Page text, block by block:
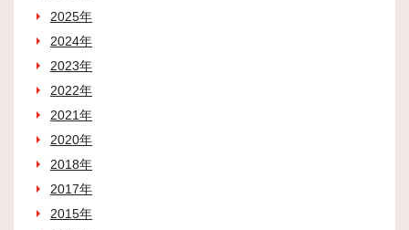
2025年
2024年
2023年
2022年
2021年
2020年
2018年
2017年
2015年